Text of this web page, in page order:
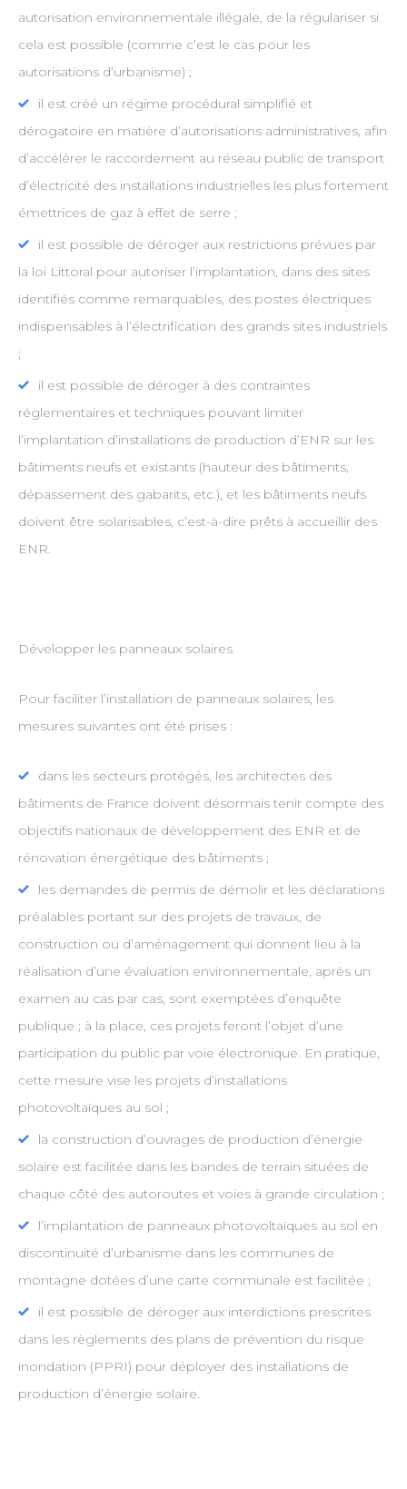
autorisation environnementale illégale, de la régulariser si
cela est possible (comme c’est le cas pour les
autorisations d’urbanisme) ;
il est créé un régime procédural simplifié et
dérogatoire en matière d’autorisations administratives, afin
d’accélérer le raccordement au réseau public de transport
d’électricité des installations industrielles les plus fortement
émettrices de gaz à effet de serre ;
il est possible de déroger aux restrictions prévues par
la loi Littoral pour autoriser l’implantation, dans des sites
identifiés comme remarquables, des postes électriques
indispensables à l’électrification des grands sites industriels
;
il est possible de déroger à des contraintes
réglementaires et techniques pouvant limiter
l’implantation d’installations de production d’ENR sur les
bâtiments neufs et existants (hauteur des bâtiments,
dépassement des gabarits, etc.), et les bâtiments neufs
doivent être solarisables, c’est-à-dire prêts à accueillir des
ENR.
Développer les panneaux solaires
Pour faciliter l’installation de panneaux solaires, les
mesures suivantes ont été prises :
dans les secteurs protégés, les architectes des
bâtiments de France doivent désormais tenir compte des
objectifs nationaux de développement des ENR et de
rénovation énergétique des bâtiments ;
les demandes de permis de démolir et les déclarations
préalables portant sur des projets de travaux, de
construction ou d’aménagement qui donnent lieu à la
réalisation d’une évaluation environnementale, après un
examen au cas par cas, sont exemptées d’enquête
publique ; à la place, ces projets feront l’objet d’une
participation du public par voie électronique. En pratique,
cette mesure vise les projets d’installations
photovoltaïques au sol ;
la construction d’ouvrages de production d’énergie
solaire est facilitée dans les bandes de terrain situées de
chaque côté des autoroutes et voies à grande circulation ;
l’implantation de panneaux photovoltaïques au sol en
discontinuité d’urbanisme dans les communes de
montagne dotées d’une carte communale est facilitée ;
il est possible de déroger aux interdictions prescrites
dans les règlements des plans de prévention du risque
inondation (PPRI) pour déployer des installations de
production d’énergie solaire.